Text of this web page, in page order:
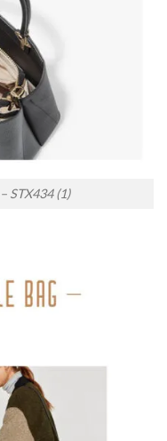
STX434 (1)